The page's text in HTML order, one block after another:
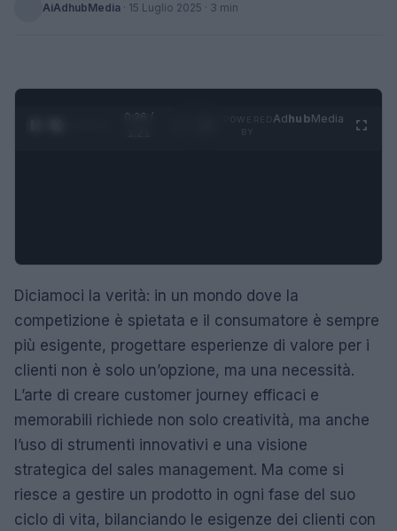
AiAdhubMedia · 15 Luglio 2025 · 3 min
0:27 /
AdhubMedia
Diciamoci la verità: in un mondo dove la
competizione è spietata e il consumatore è sempre
più esigente, progettare esperienze di valore per i
clienti non è solo un’opzione, ma una necessità.
L’arte di creare customer journey efficaci e
memorabili richiede non solo creatività, ma anche
l’uso di strumenti innovativi e una visione
strategica del sales management. Ma come si
riesce a gestire un prodotto in ogni fase del suo
ciclo di vita, bilanciando le esigenze dei clienti con